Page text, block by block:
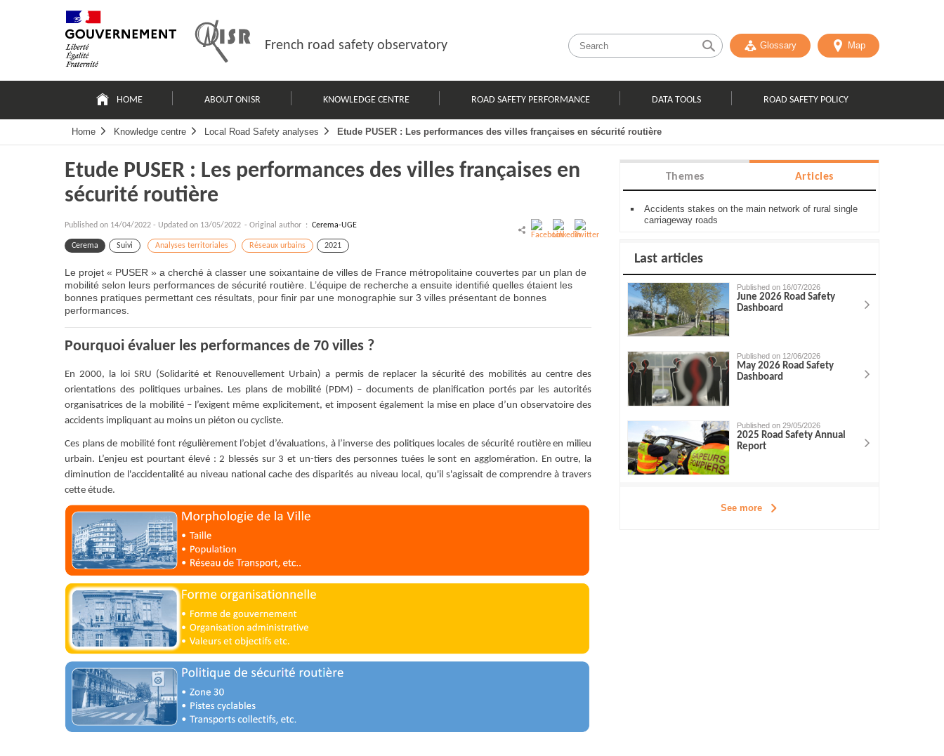
French road safety observatory Glossary Map
principale
HOME ABOUT ONISR KNOWLEDGE CENTRE ROAD SAFETY PERFORMANCE DATA TOOLS ROAD SAFETY POLICY
Home Knowledge centre Local Road Safety analyses Etude PUSER : Les performances des villes françaises en sécurité routière
Etude PUSER : Les performances des villes françaises en
sécurité routière
Published on 14/04/2022 - Updated on 13/05/2022 - Original author : Cerema-UGE
Cerema Suivi Analyses territoriales Réseaux urbains 2021
Le projet « PUSER » a cherché à classer une soixantaine de villes de France métropolitaine couvertes par un plan de
mobilité selon leurs performances de sécurité routière. L’équipe de recherche a ensuite identifié quelles étaient les
bonnes pratiques permettant ces résultats, pour finir par une monographie sur 3 villes présentant de bonnes
performances.
Pourquoi évaluer les performances de 70 villes ?
En 2000, la loi SRU (Solidarité et Renouvellement Urbain) a permis de replacer la sécurité des mobilités au centre des
orientations des politiques urbaines. Les plans de mobilité (PDM) – documents de planification portés par les autorités
organisatrices de la mobilité – l’exigent même explicitement, et imposent également la mise en place d’un observatoire des
accidents impliquant au moins un piéton ou cycliste.
Ces plans de mobilité font régulièrement l’objet d’évaluations, à l’inverse des politiques locales de sécurité routière en milieu
urbain. L’enjeu est pourtant élevé : 2 blessés sur 3 et un-tiers des personnes tuées le sont en agglomération. En outre, la
diminution de l'accidentalité au niveau national cache des disparités au niveau local, qu'il s'agissait de comprendre à travers
cette étude.
Themes Articles
Accidents stakes on the main network of rural single
carriageway roads
Last articles
Published on 16/07/2026
June 2026 Road Safety
Dashboard
Published on 12/06/2026
May 2026 Road Safety
Dashboard
Published on 29/05/2026
2025 Road Safety Annual
Report
See more